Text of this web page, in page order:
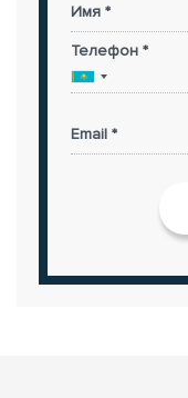
Имя *
Телефон *
Email *